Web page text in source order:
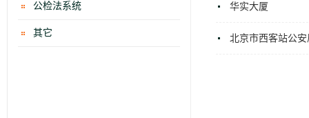
华实大厦
北京市西客站公
公检法系统
其它